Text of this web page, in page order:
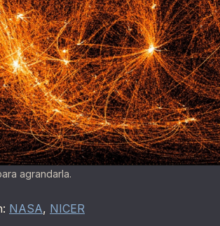
agrandarla.
NASA, NICER